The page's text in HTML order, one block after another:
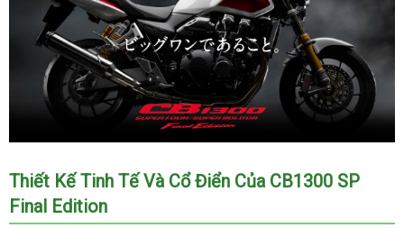
Thiết Kế Tinh Tế Và Cổ Điển Của CB1300 SP
Final Edition